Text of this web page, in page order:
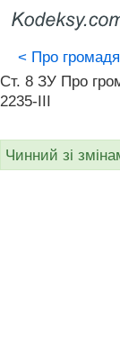
< Про
Ст. 8 ЗУ Про
2235-III
Чинний зі